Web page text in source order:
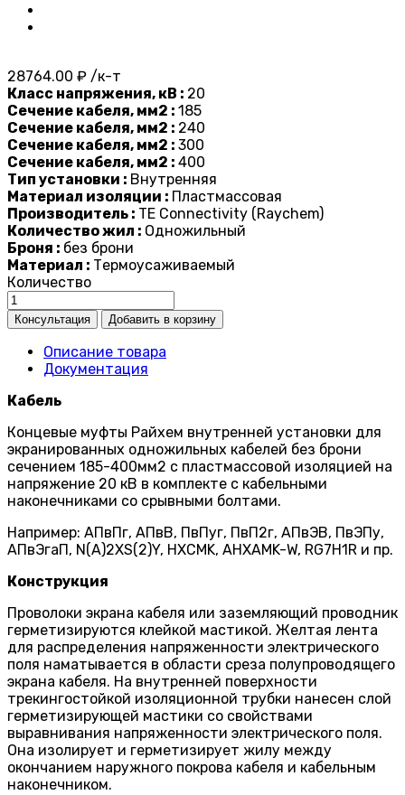
28764.00 ₽ /к-т
Класс напряжения, кВ : 20
Сечение кабеля, мм2 : 185
Сечение кабеля, мм2 : 240
Сечение кабеля, мм2 : 300
Сечение кабеля, мм2 : 400
Тип установки : Внутренняя
Материал изоляции : Пластмассовая
Производитель : TE Connectivity (Raychem)
Количество жил : Одножильный
Броня : без брони
Материал : Термоусаживаемый
Количество
Описание товара
Документация
Кабель
Концевые муфты Райхем внутренней установки для
экранированных одножильных кабелей без брони
сечением 185-400мм2 с пластмассовой изоляцией на
напряжение 20 кВ в комплекте с кабельными
наконечниками со срывными болтами.
Например: АПвПг, АПвВ, ПвПуг, ПвП2г, АПвЭВ, ПвЭПу,
АПвЭгаП, N(A)2XS(2)Y, HXCMK, AHXAMK-W, RG7H1R и пр.
Конструкция
Проволоки экрана кабеля или зазем­ляющий проводник
герметизируются клейкой мастикой. Желтая лента
для распределения напряженности электрического
поля наматывается в обла­сти среза полупроводящего
экрана кабеля. На внутренней поверхности
трекингостойкой изоляционной трубки нанесен слой
герметизирующей мастики со свойствами
выравнивания напряженности электрического поля.
Она изолирует и герметизирует жилу между
окончанием наружного покрова кабеля и кабельным
наконечником.